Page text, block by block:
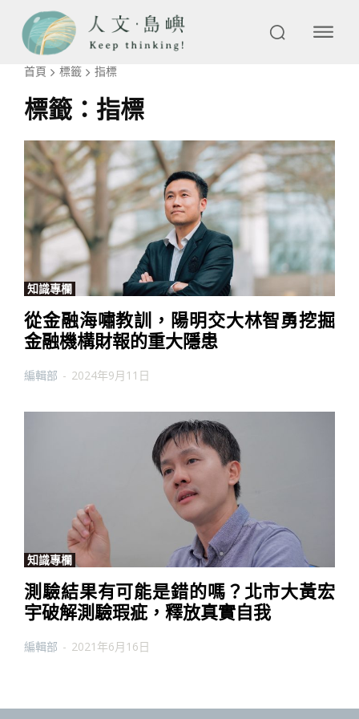
首頁 標籤 指標
標籤： 指標
知識專欄
從金融海嘯教訓，陽明交大林智勇挖掘
金融機構財報的重大隱患
編輯部 - 2024年9月11日
知識專欄
測驗結果有可能是錯的嗎？北市大黃宏
宇破解測驗瑕疵，釋放真實自我
編輯部 - 2021年6月16日